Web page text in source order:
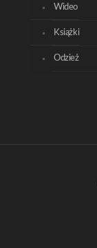
Wideo
Książki
Odzież